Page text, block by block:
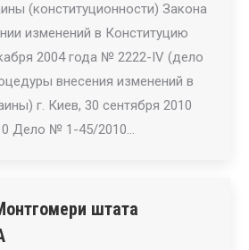
(конституционности) Закона
изменений в Конституцию
2004 года № 2222-IV (дело
внесения изменений в
г. Киев, 30 сентября 2010
Дело № 1-45/2010…
штата